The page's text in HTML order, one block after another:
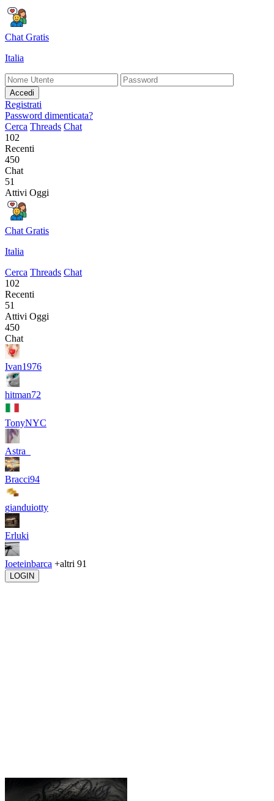
Chat Gratis
Italia
Accedi
Registrati
Password dimenticata?
Cerca Threads Chat
102
Recenti
450
Chat
51
Attivi Oggi
Chat Gratis
Italia
Cerca Threads Chat
102
Recenti
51
Attivi Oggi
450
Chat
Ivan1976
hitman72
TonyNYC
Astra_
Bracci94
gianduiotty
Erluki
Ioeteinbarca +altri 91
LOGIN